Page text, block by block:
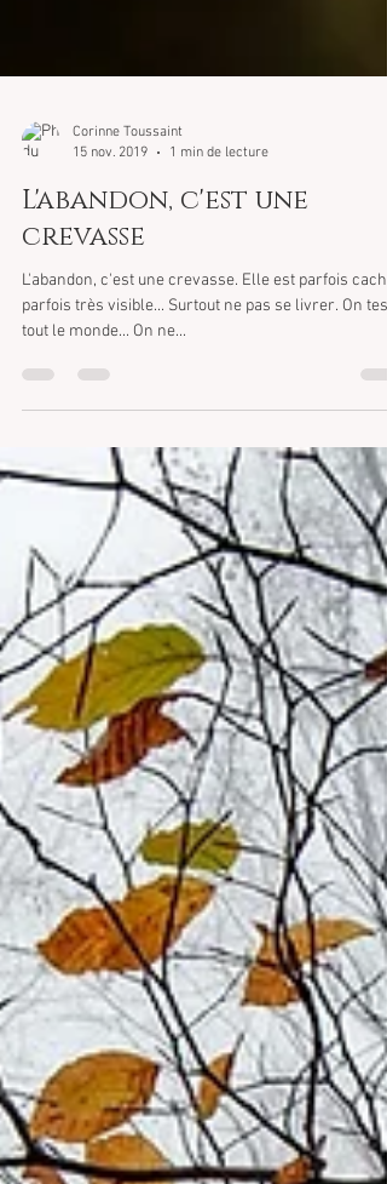
Corinne Toussaint
15 nov. 2019
L'abandon, c'est une
crevasse
parfois très visible... Surtout ne pas se livrer. On
tout le monde... On ne...